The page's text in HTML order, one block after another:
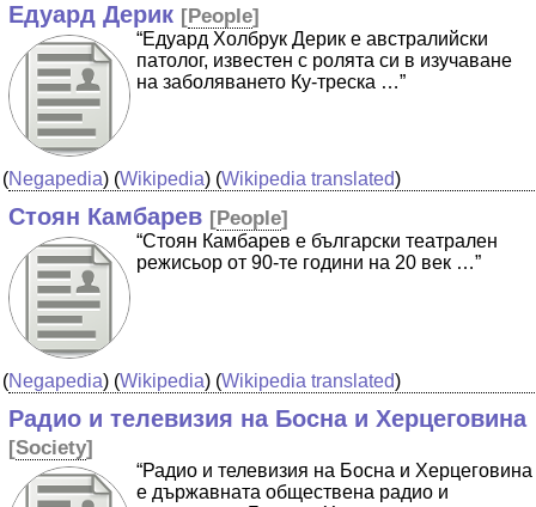
Едуард Дерик [People]
“Едуард Холбрук Дерик е австралийски
патолог, известен с ролята си в изучаване
на заболяването Ку-треска …”
(Negapedia) (Wikipedia) (Wikipedia translated)
Стоян Камбарев [People]
“Стоян Камбарев е български театрален
режисьор от 90-те години на 20 век …”
(Negapedia) (Wikipedia) (Wikipedia translated)
Радио и телевизия на Босна и Херцеговина
[Society]
“Радио и телевизия на Босна и Херцеговина
е държавната обществена радио и